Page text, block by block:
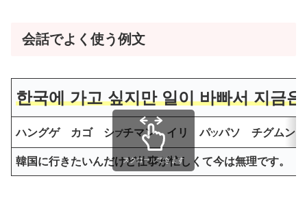
会話でよく使う例文
한국에 가고 싶지만 일이 바빠서 지금
ハングゲ カゴ シプチマン イリ パツパソ チグムン
韓国に行きたいんだけど仕事が忙しくて今は無理です。
スクロールできます